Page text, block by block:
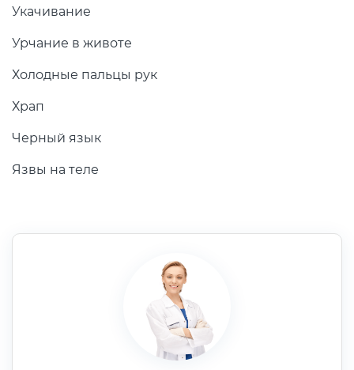
Укачивание
Урчание в животе
Холодные пальцы рук
Храп
Черный язык
Язвы на теле